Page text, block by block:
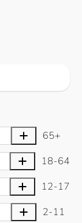
65+
18-64
12-17
2-11